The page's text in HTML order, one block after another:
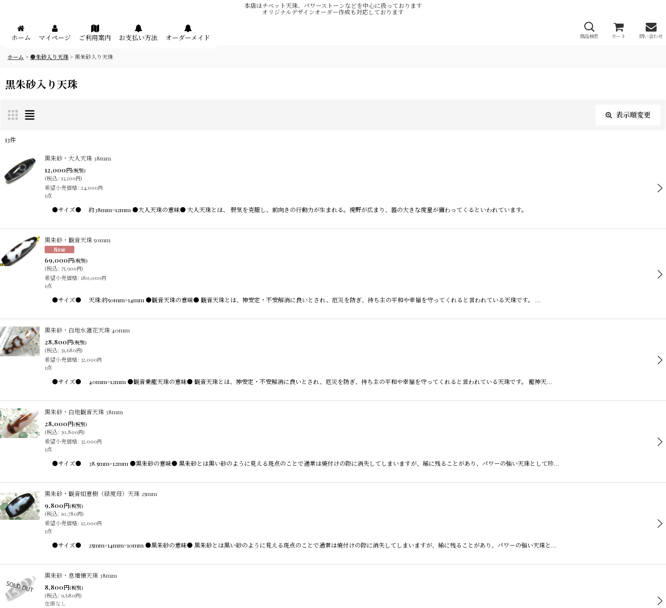
本店はチベット天珠、パワーストーンなどを中心に扱っております
オリジナルデザインオーダー作成も対応しております
メニュー 商品検索 カート 問い合わせ
ホーム マイページ ご利用案内 お支払い方法 オーダーメイド
ホーム > ●朱砂入り天珠 > 黒朱砂入り天珠
黒朱砂入り天珠
表示順変更
在庫あり
13件
黒朱砂・大人天珠 38mm
12,000円(税別)
(税込: 13,200円)
希望小売価格: 24,000円
1点
●サイズ● 約38mm×12mm ●大人天珠の意味● 大人天珠とは、 弱気を克服し、前向きの行動力が生まれる。視野が広まり、器の大きな度量が備わってくるといわれています。
黒朱砂・観音天珠 50mm
69,000円(税別)
(税込: 75,900円)
希望小売価格: 180,000円
1点
●サイズ● 天珠:約50mm×14mm ●観音天珠の意味● 観音天珠とは、神安定・不安解消に良いとされ、厄災を防ぎ、持ち主の平和や幸福を守ってくれると言われている天珠です。 …
黒朱砂・白地水蓮花天珠 40mm
28,800円(税別)
(税込: 31,680円)
希望小売価格: 32,000円
1点
●サイズ● 40mm×12mm ●観音乗龍天珠の意味● 観音天珠とは、神安定・不安解消に良いとされ、厄災を防ぎ、持ち主の平和や幸福を守ってくれると言われている天珠です。 龍神天…
黒朱砂・白地観音天珠 38mm
28,000円(税別)
(税込: 30,800円)
希望小売価格: 32,000円
1点
●サイズ● 38.5mm×12mm ●黒朱砂の意味● 黒朱砂とは黒い砂のように見える斑点のことで通常は焼付けの際に消失してしまいますが、稀に残ることがあり、パワーの強い天珠として珍…
黒朱砂・観音如意樹（緑度母）天珠 25mm
9,800円(税別)
(税込: 10,780円)
希望小売価格: 12,000円
1点
●サイズ● 25mm×14mm×10mm ●黒朱砂の意味● 黒朱砂とは黒い砂のように見える斑点のことで通常は焼付けの際に消失してしまいますが、稀に残ることがあり、パワーの強い天珠と…
黒朱砂・息増懐天珠 38mm
8,800円(税別)
(税込: 9,680円)
在庫なし